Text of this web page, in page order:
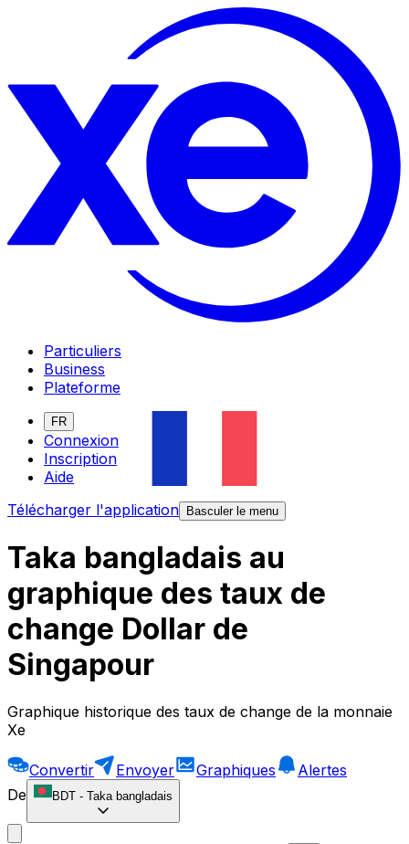
Particuliers
Business
Plateforme
FR
Connexion
Inscription
Aide
Télécharger l'application
Basculer le menu
Taka bangladais au
graphique des taux de
change Dollar de
Singapour
Graphique historique des taux de change de la monnaie
Xe
Convertir Envoyer Graphiques
Alertes
De
BDT - Taka bangladais